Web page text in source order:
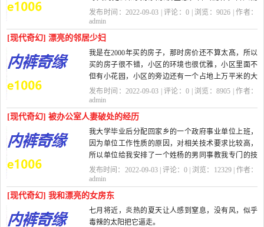
息，而小蛋就做个贤内助，把家里打理得井井有...
发布时间：2022-09-03 | 评论：0 | 浏览：9026 | 作者：
admin
[现代奇幻] 漂亮的邻居少妇
我是在2000年买的房子，那时房价还不算太髙，所以
买的房子很不错，小区的环境也很优雅，小区里面不
但有小花园，小区的旁边还有一个占地上万平米的大
花园，树木郁郁葱葱，亭台楼阁，喷泉都有...
发布时间：2022-09-03 | 评论：0 | 浏览：8905 | 作者：
admin
[现代奇幻] 被办公室人妻破处的经历
我大学毕业后分配回家乡的一个政府事业单位上班，
因为单位工作性质的原因，对相关技术要求比较高，
所以单位给我安排了一个姓杨的男同事教我专门的技
术操作，他比我大５岁，虽然人长得其...
发布时间：2022-09-03 | 评论：0 | 浏览： 12329| 作者：
admin
[现代奇幻] 我和漂亮的女房东
七月将近，炎热的夏天让人感到窒息，没有风，似乎
毒辣的太阳把它逼走。